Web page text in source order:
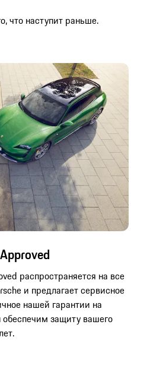
что наступит раньше.
распространяется на все
и предлагает сервисное
нашей гарантии на
защиту вашего